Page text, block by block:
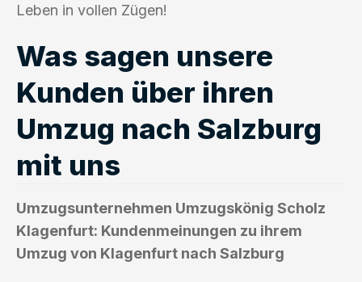
Leben in vollen Zügen!
Was sagen unsere
Kunden über ihren
Umzug nach Salzburg
mit uns
Umzugsunternehmen Umzugskönig Scholz
Klagenfurt: Kundenmeinungen zu ihrem
Umzug von Klagenfurt nach Salzburg